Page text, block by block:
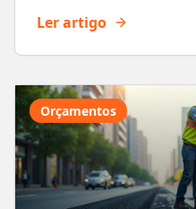
Ler artigo
Orçamentos